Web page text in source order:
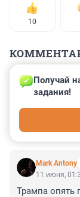
10
Гость
11 июня,
Скотта после
Mark Antony
Получай
задания!
11 июня,
Трампа опять